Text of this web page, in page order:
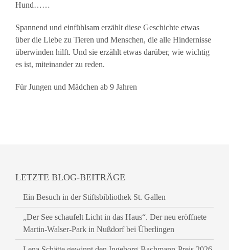
Hund……
Spannend und einfühlsam erzählt diese Geschichte etwas
über die Liebe zu Tieren und Menschen, die alle Hindernisse
überwinden hilft. Und sie erzählt etwas darüber, wie wichtig
es ist, miteinander zu reden.
Für Jungen und Mädchen ab 9 Jahren
LETZTE BLOG-BEITRÄGE
Ein Besuch in der Stiftsbibliothek St. Gallen
„Der See schaufelt Licht in das Haus“. Der neu eröffnete
Martin-Walser-Park in Nußdorf bei Überlingen